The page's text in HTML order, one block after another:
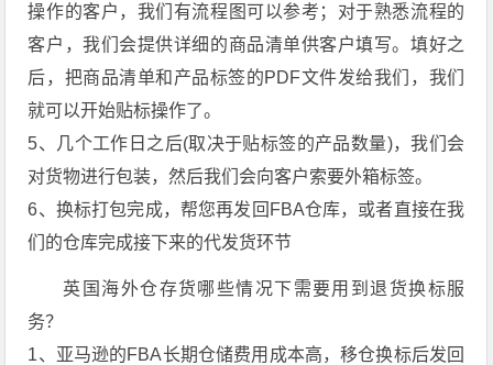
操作的客户，我们有流程图可以参考；对于熟悉流程的
客户，我们会提供详细的商品清单供客户填写。填好之
后，把商品清单和产品标签的PDF文件发给我们，我们
就可以开始贴标操作了。
5、几个工作日之后(取决于贴标签的产品数量)，我们会
对货物进行包装，然后我们会向客户索要外箱标签。
6、换标打包完成，帮您再发回FBA仓库，或者直接在我
们的仓库完成接下来的代发货环节
英国海外仓存货哪些情况下需要用到退货换标服
务？
1、亚马逊的FBA长期仓储费用成本高，移仓换标后发回